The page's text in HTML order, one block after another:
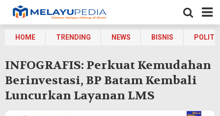
HOME TRENDING NEWS BISNIS
INFOGRAFIS: Perkuat Kemudahan
Berinvestasi, BP Batam Kembali
Luncurkan Layanan LMS